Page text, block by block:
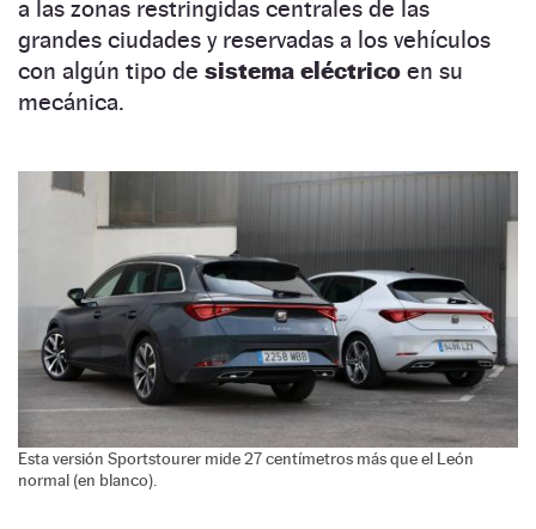
a las zonas restringidas centrales de las
grandes ciudades y reservadas a los vehículos
con algún tipo de sistema eléctrico en su
mecánica.
Esta versión Sportstourer mide 27 centímetros más que el León
normal (en blanco).